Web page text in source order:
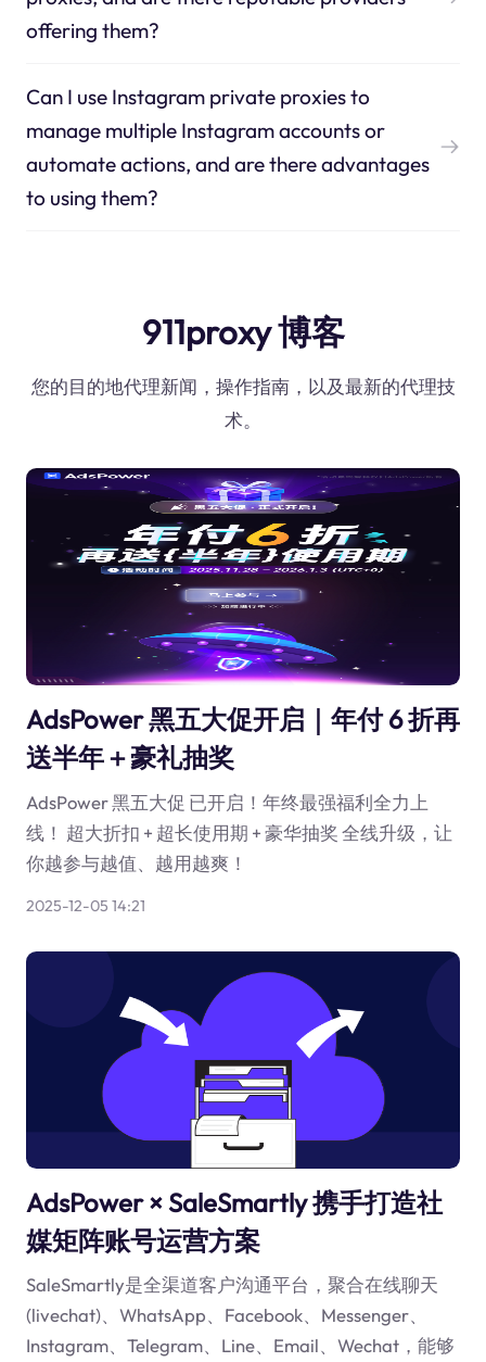
offering them?
Can I use Instagram private proxies to
manage multiple Instagram accounts or
automate actions, and are there advantages
to using them?
911proxy 博客
您的目的地代理新闻，操作指南，以及最新的代理技
术。
AdsPower 黑五大促开启｜年付 6 折再
送半年＋豪礼抽奖
AdsPower 黑五大促 已开启！年终最强福利全力上
线！ 超大折扣 + 超长使用期 + 豪华抽奖 全线升级，让
你越参与越值、越用越爽！
2025-12-05 14:21
AdsPower × SaleSmartly 携手打造社
媒矩阵账号运营方案
SaleSmartly是全渠道客户沟通平台，聚合在线聊天
(livechat)、WhatsApp、Facebook、Messenger、
Instagram、Telegram、Line、Email、Wechat，能够